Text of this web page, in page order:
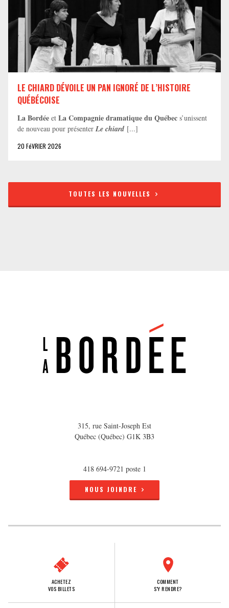
LE CHIARD DÉVOILE UN PAN IGNORÉ DE L’HISTOIRE
QUÉBÉCOISE
La Bordée et La Compagnie dramatique du Québec s’unissent
de nouveau pour présenter Le chiard [...]
20 FéVRIER 2026
TOUTES LES NOUVELLES
315, rue Saint-Joseph Est
Québec (Québec) G1K 3B3
418 694-9721 poste 1
NOUS JOINDRE
ACHETEZ
VOS BILLETS
COMMENT
S'Y RENDRE?